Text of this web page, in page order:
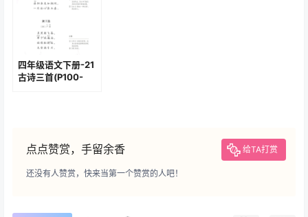
四年级语文下册-21
古诗三首(P100-
点点赞赏，手留余香 给TA打赏
还没有人赞赏，快来当第一个赞赏的人吧！